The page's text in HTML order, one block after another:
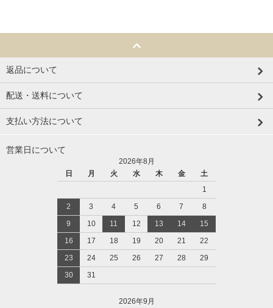
返品について
配送・送料について
支払い方法について
営業日について
2026年8月
日
月 火 水 木 金
土
1
2
3 4 5 6 7
8
9
10 11 12 13 14
15
16
17 18 19 20 21
22
23
24 25 26 27 28
29
30
31
2026年9月